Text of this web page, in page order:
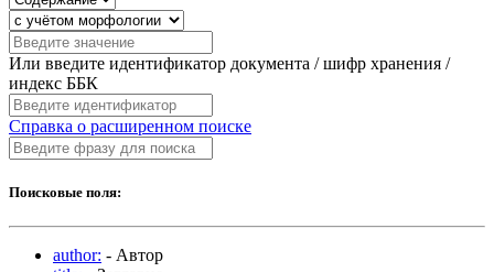
Или введите идентификатор документа / шифр хранения /
индекс ББК
Справка о расширенном поиске
Поисковые поля:
author: - Автор